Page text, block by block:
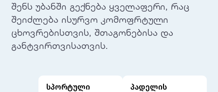
შენს უბანში გექნება ყველაფერი, რაც
შეიძლება ისურვო კომოფრტული
ცხოვრებისთვის, შთაგონებისა და
განტვირთვისათვის.
სპორტული
პადელის